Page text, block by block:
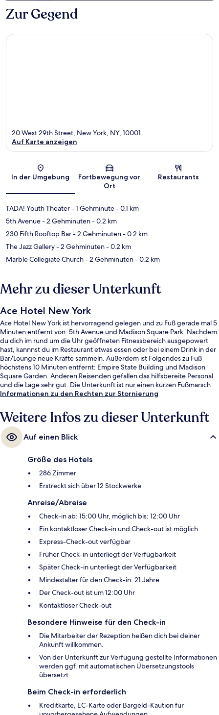
Zur Gegend
Karte
20 West 29th Street, New York, NY, 10001
Auf Karte anzeigen
In der Umgebung
Fortbewegung vor
Ort
Restaurants
TADA! Youth Theater- 1 Gehminute- 0.1 km
5th Avenue- 2 Gehminuten- 0.2 km
230 Fifth Rooftop Bar- 2 Gehminuten- 0.2 km
The Jazz Gallery- 2 Gehminuten- 0.2 km
Marble Collegiate Church- 2 Gehminuten- 0.2 km
Mehr zu dieser Unterkunft
Ace Hotel New York
Ace Hotel New York ist hervorragend gelegen und zu Fuß gerade mal 5
Minuten entfernt von: 5th Avenue und Madison Square Park. Nachdem
du dich im rund um die Uhr geöffneten Fitnessbereich ausgepowert
hast, kannnst du im Restaurant etwas essen oder bei einem Drink in der
Bar/Lounge neue Kräfte sammeln. Außerdem ist Folgendes zu Fuß
höchstens 10 Minuten entfernt: Empire State Building und Madison
Square Garden. Anderen Reisenden gefallen das hilfsbereite Personal
und die Lage sehr gut. Die Unterkunft ist nur einen kurzen Fußmarsch
von den öffentlichen Verkehrsmitteln entfernt: Bis zur U-Bahn sind es
(U-Bahn-Station 34th St. - Herald Square).
Informationen zu den Rechten zur Stornierung
Weitere Infos zu dieser Unterkunft
Auf einen Blick
Größe des Hotels
286 Zimmer
Erstreckt sich über 12 Stockwerke
Anreise/Abreise
Check-in ab: 15:00 Uhr, möglich bis: 12:00 Uhr
Ein kontaktloser Check-in und Check-out ist möglich
Express-Check-out verfügbar
Früher Check-in unterliegt der Verfügbarkeit
Später Check-in unterliegt der Verfügbarkeit
Mindestalter für den Check-in: 21 Jahre
Der Check-out ist um 12:00 Uhr
Kontaktloser Check-out
Besondere Hinweise für den Check-in
Die Mitarbeiter der Rezeption heißen dich bei deiner
Ankunft willkommen.
Von der Unterkunft zur Verfügung gestellte Informationen
werden ggf. mit automatischen Übersetzungstools
übersetzt.
Beim Check-in erforderlich
Kreditkarte, EC-Karte oder Bargeld-Kaution für